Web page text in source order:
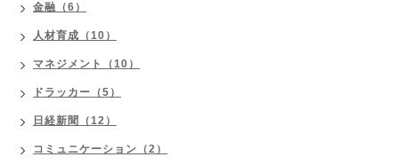
金融（6）
人材育成（10）
マネジメント（10）
ドラッカー（5）
日経新聞（12）
コミュニケーション（2）